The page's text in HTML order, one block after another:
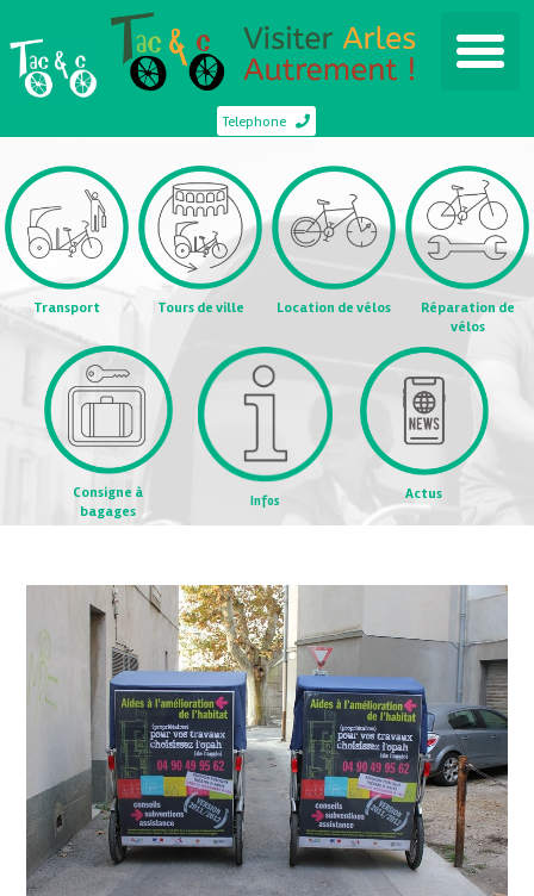
Telephone
Transport Tours de ville Location de vélos
Réparation de
vélos
Consigne à
bagages
Infos Actus